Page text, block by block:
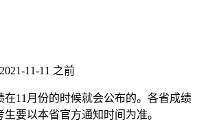
11-11 之前
在11月份的时候就会公布的。各省成绩
要以本省官方通知时间为准。